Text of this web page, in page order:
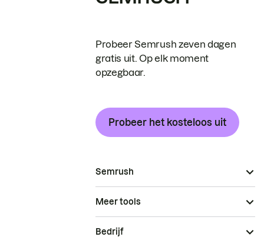
Probeer Semrush zeven dagen
gratis uit. Op elk moment
opzegbaar.
Probeer het kosteloos uit
Semrush
Meer tools
Bedrijf